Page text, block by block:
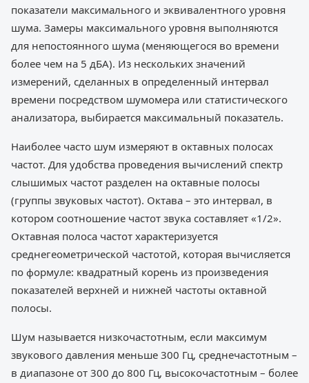
показатели максимального и эквивалентного уровня
шума. Замеры максимального уровня выполняются
для непостоянного шума (меняющегося во времени
более чем на 5 дБА). Из нескольких значений
измерений, сделанных в определенный интервал
времени посредством шумомера или статистического
анализатора, выбирается максимальный показатель.
Наиболее часто шум измеряют в октавных полосах
частот. Для удобства проведения вычислений спектр
слышимых частот разделен на октавные полосы
(группы звуковых частот). Октава – это интервал, в
котором соотношение частот звука составляет «1/2».
Октавная полоса частот характеризуется
среднегеометрической частотой, которая вычисляется
по формуле: квадратный корень из произведения
показателей верхней и нижней частоты октавной
полосы.
Шум называется низкочастотным, если максимум
звукового давления меньше 300 Гц, среднечастотным –
в диапазоне от 300 до 800 Гц, высокочастотным – более